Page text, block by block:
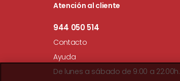
Atención al cliente
944 050 514
Contacto
Ayuda
De lunes a sábado de 9:00 a 22:00h.